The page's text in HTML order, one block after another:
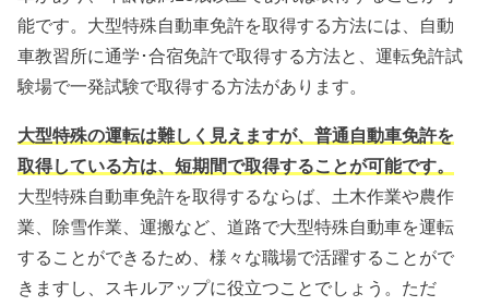
能です。大型特殊自動車免許を取得する方法には、自動
車教習所に通学･合宿免許で取得する方法と、運転免許試
験場で一発試験で取得する方法があります。
大型特殊の運転は難しく見えますが、普通自動車免許を
取得している方は、短期間で取得することが可能です。
大型特殊自動車免許を取得するならば、土木作業や農作
業、除雪作業、運搬など、道路で大型特殊自動車を運転
することができるため、様々な職場で活躍することがで
きますし、スキルアップに役立つことでしょう。ただ